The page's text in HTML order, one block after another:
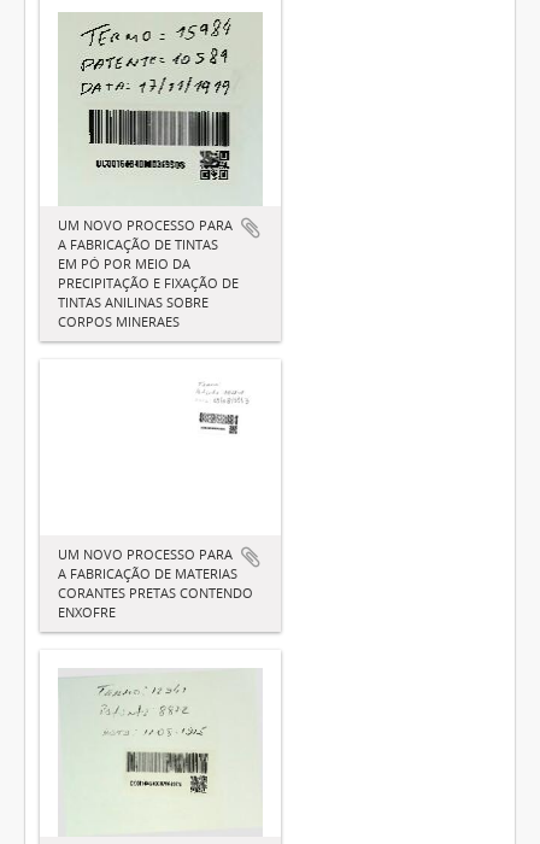
UM NOVO PROCESSO PARA
A FABRICAÇÃO DE TINTAS
EM PÓ POR MEIO DA
PRECIPITAÇÃO E FIXAÇÃO DE
TINTAS ANILINAS SOBRE
CORPOS MINERAES
UM NOVO PROCESSO PARA
A FABRICAÇÃO DE MATERIAS
CORANTES PRETAS CONTENDO
ENXOFRE